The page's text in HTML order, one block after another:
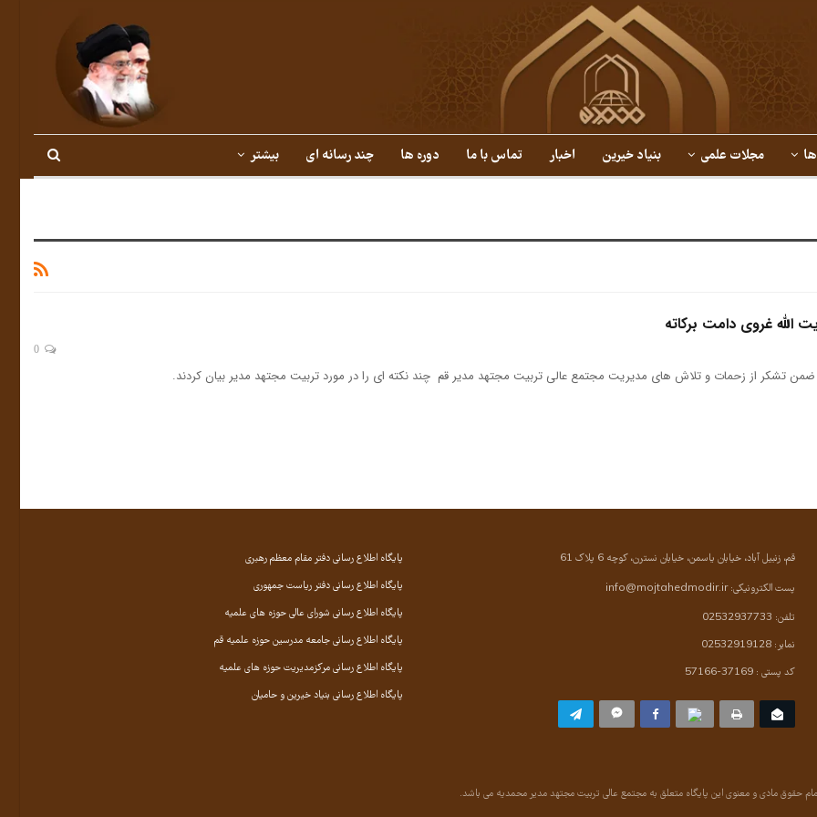
مجلات علمی بنیاد خیرین اخبار تماس با ما دوره ها چند رسانه ای بیشتر
الله غروی دامت برکاته
تشکر از زحمات و تلاش های مدیریت مجتمع عالی تربیت مجتهد مدیر قم چند نکته ای را در مورد تربیت مجتهد مدیر بیان کردند.
قم، زنبیل آباد، خیابان یاسمن، خیابان نسترن، کوچه 6 پلاک 61
پست الکترونیکی:info@mojtahedmodir.ir
تلفن: 02532937733
نمابر: 02532919128
کد پستی : 37169-57166
پایگاه اطلاع رسانی دفتر مقام معظم رهبری
پایگاه اطلاع رسانی دفتر ریاست جمهوری
پایگاه اطلاع رسانی شورای عالی حوزه های علمیه
پایگاه اطلاع رسانی جامعه مدرسین حوزه علمیه قم
پایگاه اطلاع رسانی مرکزمدیریت حوزه های علمیه
پایگاه اطلاع رسانی بنیاد خیرین و حامیان
حقوق مادی و معنوی این پایگاه متعلق به مجتمع عالی تربیت مجتهد مدیر محمدیه می باشد.